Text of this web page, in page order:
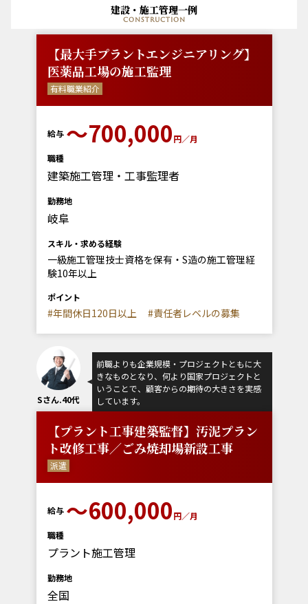
建設・施工管理一例
construction
【最大手プラントエンジニアリング】
医薬品工場の施工監理
有料職業紹介
給与 〜700,000円／月
職種
建築施工管理・工事監理者
勤務地
岐阜
スキル・求める経験
一級施工管理技士資格を保有・S造の施工管理経
験10年以上
ポイント
#年間休日120日以上 #責任者レベルの募集
Sさん.40代
前職よりも企業規模・プロジェクトともに大
きなものとなり、何より国家プロジェクトと
いうことで、顧客からの期待の大きさを実感
しています。
【プラント工事建築監督】汚泥プラン
ト改修工事／ごみ焼却場新設工事
派遣
給与 ～600,000円／月
職種
プラント施工管理
勤務地
全国